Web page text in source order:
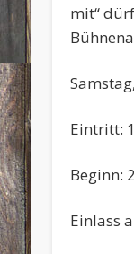
mit“
Eintritt:
Beginn:
Einlass